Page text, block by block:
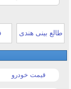
طالع بینی هندی
قیمت خودرو